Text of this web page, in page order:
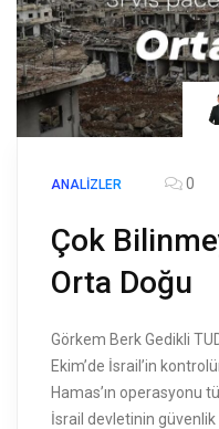
ANALIZLER 0
Çok
Orta Doğu
Görkem Berk Gedikli
Ekim’de İsrail’in
Hamas’ın operasyonu
İsrail devletinin güvenlik